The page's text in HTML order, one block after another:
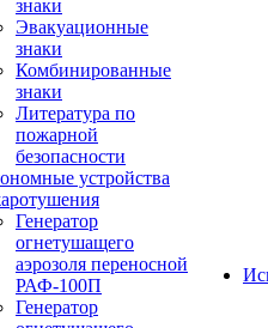
знаки
Эвакуационные
знаки
Комбинированные
знаки
Литература по
пожарной
безопасности
устройства
Генератор
огнетушащего
аэрозоля переносной
РАФ-100П
Генератор